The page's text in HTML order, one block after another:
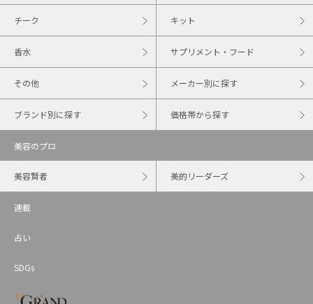
チーク キット
香水 サプリメント・フード
その他 メーカー別に探す
ブランド別に探す 価格帯から探す
美容のプロ
美容賢者 美的リーダーズ
連載
占い
SDGs